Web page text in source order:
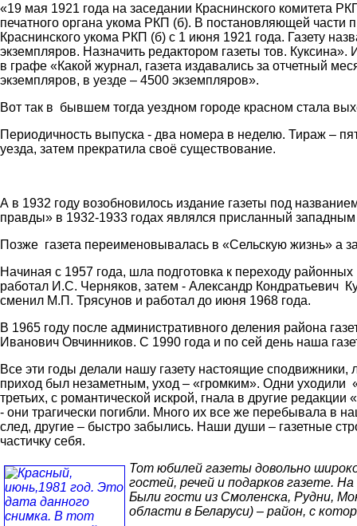
«19 мая 1921 года на заседании Краснинского комитета
печатного органа укома РКП (б). В постановляющей части
Краснинского укома РКП (б) с 1 июня 1921 года. Газету
экземпляров. Назначить редактором газеты тов.
в графе «Какой журнал, газета издавались за отчетный
экземпляров, в уезде – 4500 экземпляров».
Вот так в бывшем тогда уездном городе красном стала
Периодичность выпуска - два номера в неделю. Тираж –
уезда, затем прекратила своё существование.
А в 1932 году возобновилось издание газеты под
правды» в 1932-1933 годах являлся присланный
Позже газета переименовывалась в «Сельскую жизнь» а
Начиная с 1957 года, шла подготовка к переходу
работал И.С. Черняков, затем - Александр Кондратьевич
сменил М.П. Трясунов и работал до июня 1968 года.
В 1965 году после административного деления района
Иванович Овчинников. С 1990 года и по сей день наша
Все эти годы делали нашу газету настоящие
приход был незаметным, уход – «громким». Одни уходили
третьих, с романтической искрой, гнала в другие
- они трагически погибли. Много их все же перебывала в
след, другие – быстро забылись. Наши души – газетные
частичку себя.
Тот юбилей газеты довольно
гостей, речей и подарков газете.
Были гости из Смоленска, Рудни,
области в Беларуси) – район, с